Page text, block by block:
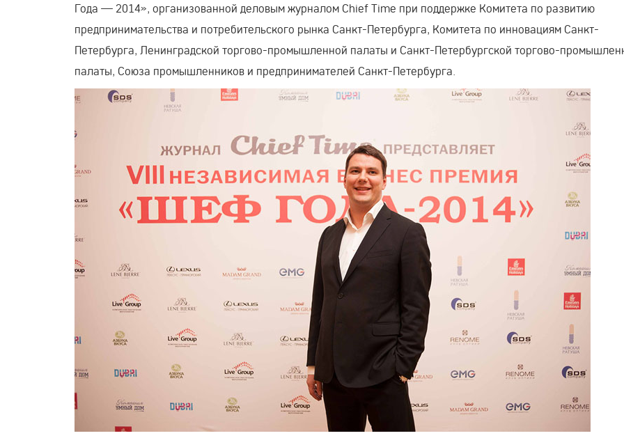
Года — 2014», организованной деловым журналом Chief Time при поддержке Комитета по развитию
предпринимательства и потребительского рынка Санкт-Петербурга, Комитета по инновациям Санкт-
Петербурга, Ленинградской торгово-промышленной палаты и Санкт-Петербургской торгово-
палаты, Союза промышленников и предпринимателей Санкт-Петербурга.